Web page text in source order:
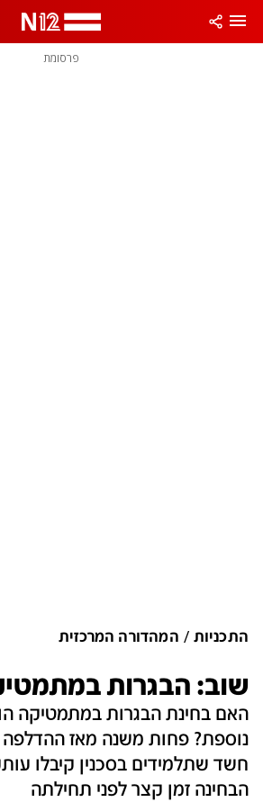
פרסומת
התכניות המהדורה המרכזית
שוב: הבגרות
האם בחינת הבגרות במתמטיקה
נוספת? פחות משנה מאז
חשד שתלמידים בסכנין קיבלו
הבחינה זמן קצר לפני תחילתה